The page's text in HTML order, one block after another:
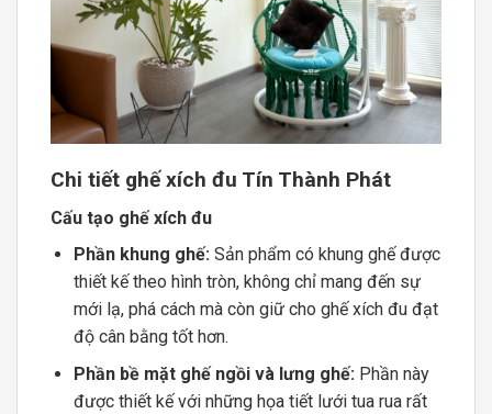
Chi tiết ghế xích đu Tín Thành Phát
Cấu tạo ghế xích đu
Phần khung ghế: Sản phẩm có khung ghế được
thiết kế theo hình tròn, không chỉ mang đến sự
mới lạ, phá cách mà còn giữ cho ghế xích đu đạt
độ cân bằng tốt hơn.
Phần bề mặt ghế ngồi và lưng ghế:Phần này
được thiết kế với những họa tiết lưới tua rua rất